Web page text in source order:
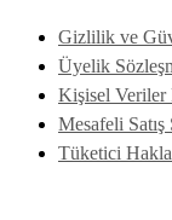
Gizlilik ve
Üyelik
Kişisel Veriler
Mesafeli Satış
Tüketici